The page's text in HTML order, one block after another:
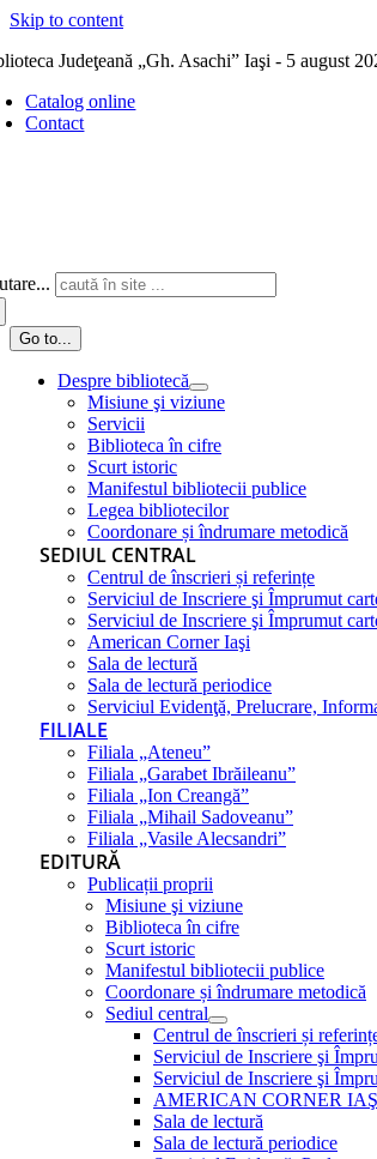
Skip to content
Judeţeană „Gh. Asachi” Iaşi - 5 august
Catalog online
Contact
Go to...
Despre bibliotecă
Misiune şi viziune
Servicii
Biblioteca în cifre
Scurt istoric
Manifestul bibliotecii publice
Legea bibliotecilor
Coordonare și îndrumare metodică
SEDIUL CENTRAL
Centrul de înscrieri și referințe
Serviciul de Inscriere şi Împrumut
Serviciul de Inscriere şi Împrumut
American Corner Iaşi
Sala de lectură
Sala de lectură periodice
Serviciul Evidenţă, Prelucrare,
FILIALE
Filiala „Ateneu”
Filiala „Garabet Ibrăileanu”
Filiala „Ion Creangă”
Filiala „Mihail Sadoveanu”
Filiala „Vasile Alecsandri”
EDITURĂ
Publicații proprii
Misiune şi viziune
Biblioteca în cifre
Scurt istoric
Manifestul bibliotecii publice
Coordonare și îndrumare metodică
Sediul central
Centrul de înscrieri și
Serviciul de Inscriere şi
Serviciul de Inscriere şi
AMERICAN CORNER
Sala de lectură
Sala de lectură periodice